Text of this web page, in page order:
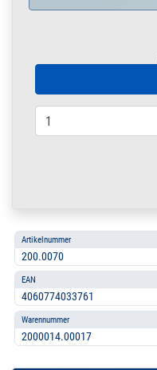
Artikelnummer
200.0070
EAN
4060774033761
Warennummer
2000014.00017